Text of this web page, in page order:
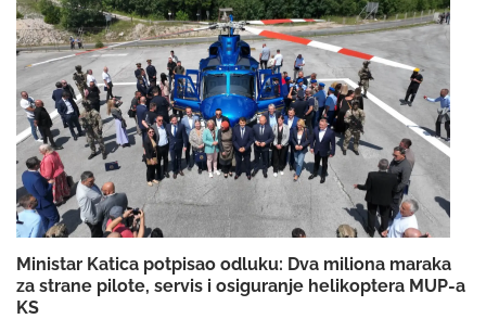
Ministar Katica potpisao odluku: Dva miliona maraka
za strane pilote, servis i osiguranje helikoptera MUP-a
KS